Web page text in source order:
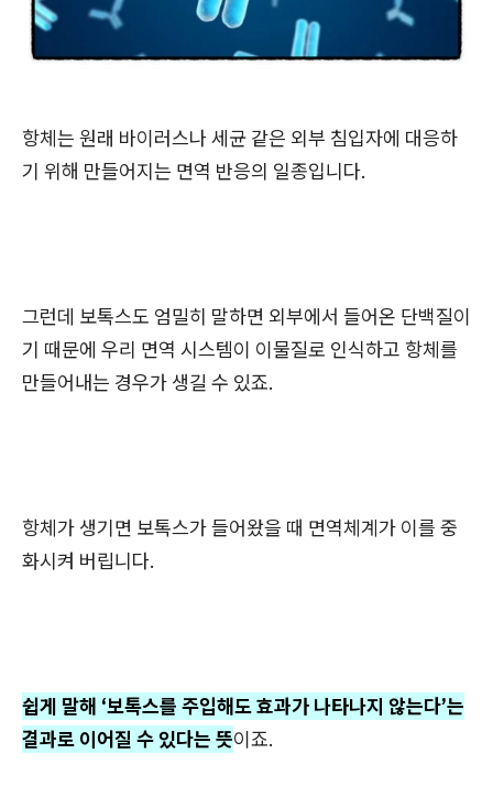
항체는 원래 바이러스나 세균 같은 외부 침입자에 대응하
기 위해 만들어지는 면역 반응의 일종입니다.
그런데 보톡스도 엄밀히 말하면 외부에서 들어온 단백질이
기 때문에 우리 면역 시스템이 이물질로 인식하고 항체를
만들어내는 경우가 생길 수 있죠.
항체가 생기면 보톡스가 들어왔을 때 면역체계가 이를 중
화시켜 버립니다.
쉽게 말해 ‘보톡스를 주입해도 효과가 나타나지 않는다’는
결과로 이어질 수 있다는 뜻이죠.